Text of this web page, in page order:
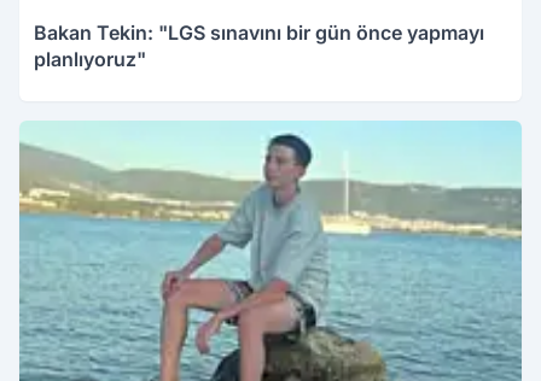
Bakan Tekin: "LGS sınavını bir gün önce yapmayı
planlıyoruz"